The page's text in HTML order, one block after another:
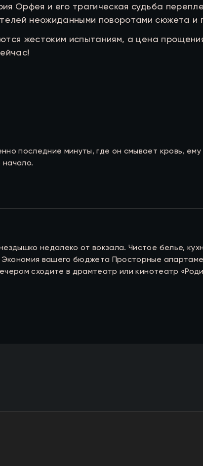
Орфея и его трагическая судьба
неожиданными поворотами сюжета и
жестоким испытаниям, а цена
последние минуты, где он смывает кровь,
начало.
недалеко от вокзала. Чистое белье,
Экономия вашего бюджета Просторные
сходите в драмтеатр или кинотеатр